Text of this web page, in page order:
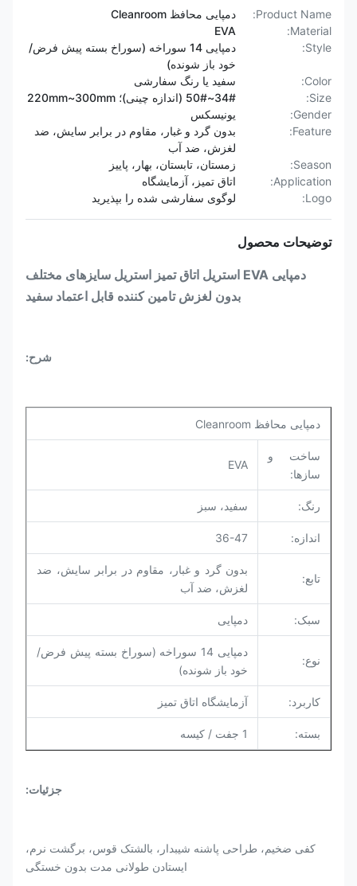
Product Name:
دمپایی محافظ Cleanroom
Material:
EVA
Style:
دمپایی 14 سوراخه (سوراخ بسته پیش فرض/
خود باز شونده)
Color:
سفید یا رنگ سفارشی
Size:
34#~50# (اندازه چینی)؛ 220mm~300mm
Gender:
یونیسکس
Feature:
بدون گرد و غبار، مقاوم در برابر سایش، ضد
لغزش، ضد آب
Season:
زمستان، تابستان، بهار، پاییز
Application:
اتاق تمیز، آزمایشگاه
Logo:
لوگوی سفارشی شده را بپذیرید
توضیحات محصول
دمپایی EVA استریل اتاق تمیز استریل سایزهای مختلف
بدون لغزش تامین کننده قابل اعتماد سفید
شرح:
دمپایی محافظ Cleanroom
ساخت و
سازها:
EVA
رنگ: سفید، سبز
اندازه: 36-47
تابع:
بدون گرد و غبار، مقاوم در برابر سایش، ضد
لغزش، ضد آب
سبک: دمپایی
نوع:
دمپایی 14 سوراخه (سوراخ بسته پیش فرض/
خود باز شونده)
کاربرد: آزمایشگاه اتاق تمیز
بسته: 1 جفت / کیسه
جزئیات:
کفی ضخیم، طراحی پاشنه شیبدار، بالشتک قوس، برگشت نرم،
ایستادن طولانی مدت بدون خستگی